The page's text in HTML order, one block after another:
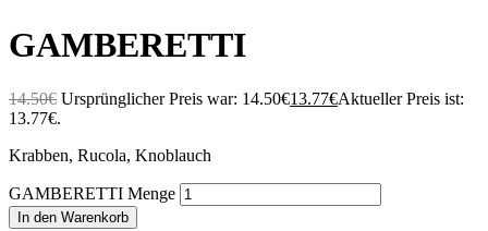
GAMBERETTI
14.50€ Ursprünglicher Preis war: 14.50€13.77€Aktueller Preis ist:
13.77€.
Krabben, Rucola, Knoblauch
GAMBERETTI Menge
In den Warenkorb